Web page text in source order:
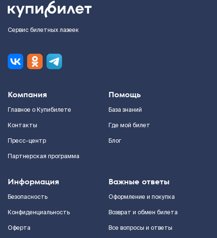
Сервис билетных лазеек
Компания
Главное о Купибилете
Контакты
Пресс-центр
Партнерская программа
Помощь
База знаний
Где мой билет
Блог
Информация
Безопасность
Конфиденциальность
Оферта
Важные ответы
Оформление и покупка
Возврат и обмен билета
Все вопросы и ответы